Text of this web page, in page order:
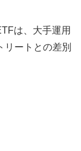
は、大手運用
ートとの差別